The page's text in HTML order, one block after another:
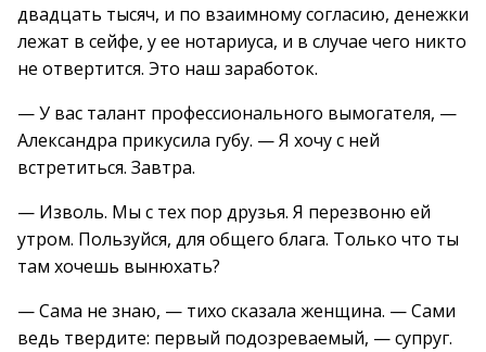
двадцать тысяч, и по взаимному согласию, денежки
лежат в сейфе, у ее нотариуса, и в случае чего никто
не отвертится. Это наш заработок.
— У вас талант профессионального вымогателя, —
Александра прикусила губу. — Я хочу с ней
встретиться. Завтра.
— Изволь. Мы с тех пор друзья. Я перезвоню ей
утром. Пользуйся, для общего блага. Только что ты
там хочешь вынюхать?
— Сама не знаю, — тихо сказала женщина. — Сами
ведь твердите: первый подозреваемый, — супруг.